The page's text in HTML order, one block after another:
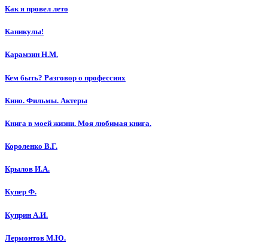
Как я провел лето
Каникулы!
Карамзин Н.М.
Кем быть? Разговор о профессиях
Кино. Фильмы. Актеры
Книга в моей жизни. Моя любимая книга.
Короленко В.Г.
Крылов И.А.
Купер Ф.
Куприн А.И.
Лермонтов М.Ю.